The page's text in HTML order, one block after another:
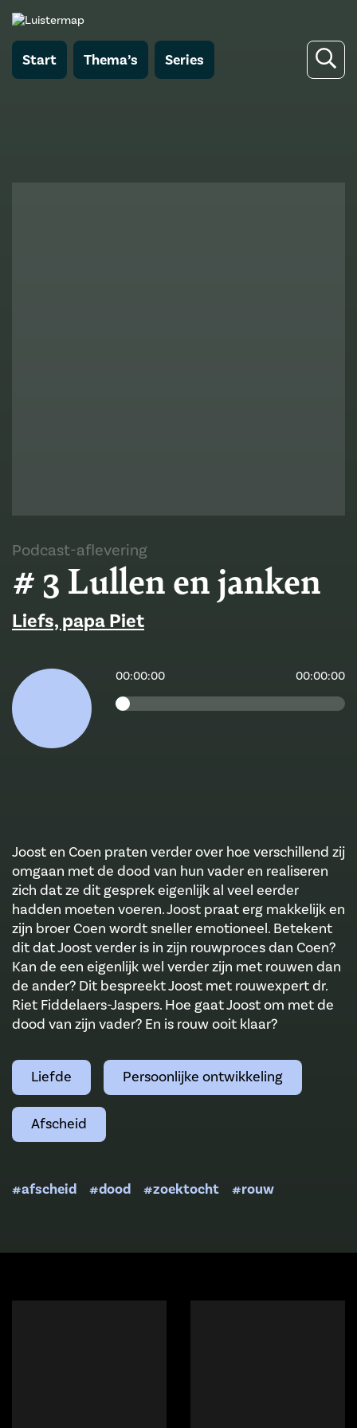
Start Thema’s Series
Podcast-aflevering
# 3 Lullen en janken
Liefs, papa Piet
00:00:00 00:00:00
Joost en Coen praten verder over hoe verschillend zij
omgaan met de dood van hun vader en realiseren
zich dat ze dit gesprek eigenlijk al veel eerder
hadden moeten voeren. Joost praat erg makkelijk en
zijn broer Coen wordt sneller emotioneel. Betekent
dit dat Joost verder is in zijn rouwproces dan Coen?
Kan de een eigenlijk wel verder zijn met rouwen dan
de ander? Dit bespreekt Joost met rouwexpert dr.
Riet Fiddelaers-Jaspers. Hoe gaat Joost om met de
dood van zijn vader? En is rouw ooit klaar?
Liefde Persoonlijke ontwikkeling
Afscheid
#afscheid #dood #zoektocht #rouw